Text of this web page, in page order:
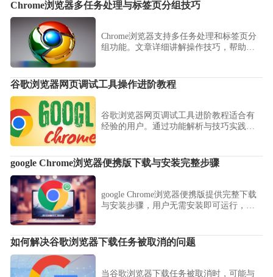
Chrome浏览器多任务处理与标签页分组技巧
Chrome浏览器支持多任务处理和标签页分
组功能。文章详细讲解操作技巧，帮助用
谷歌浏览器网页调试工具操作进阶教程
谷歌浏览器网页调试工具进阶教程适合有
经验的用户。通过功能解析与技巧实践，
google Chrome浏览器便携版下载与安装完整步骤
google Chrome浏览器便携版提供完整下载
与安装步骤，用户无需安装即可运行，实
如何解决谷歌浏览器下载任务被取消的问题
当谷歌浏览器下载任务被取消时，可能与